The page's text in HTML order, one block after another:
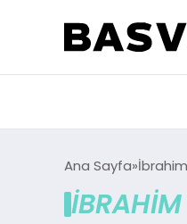
Ana Sayfa
İBRAHIM